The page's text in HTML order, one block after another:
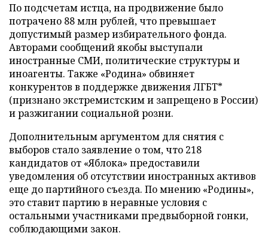
По подсчетам истца, на продвижение было
потрачено 88 млн рублей, что превышает
допустимый размер избирательного фонда.
Авторами сообщений якобы выступали
иностранные СМИ, политические структуры и
иноагенты. Также «Родина» обвиняет
конкурентов в поддержке движения ЛГБТ*
(признано экстремистским и запрещено в России)
и разжигании социальной розни.
Дополнительным аргументом для снятия с
выборов стало заявление о том, что 218
кандидатов от «Яблока» предоставили
уведомления об отсутствии иностранных активов
еще до партийного съезда. По мнению «Родины»,
это ставит партию в неравные условия с
остальными участниками предвыборной гонки,
соблюдающими закон.